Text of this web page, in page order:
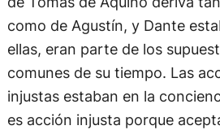
como de Agustín, y Dante
ellas, eran parte de los
comunes de su tiempo. Las
injustas estaban en la
es acción injusta porque